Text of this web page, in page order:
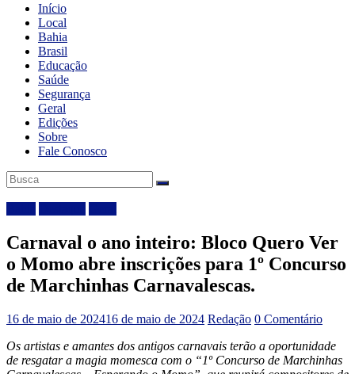
Início
Local
Bahia
Brasil
Educação
Saúde
Segurança
Geral
Edições
Sobre
Fale Conosco
Carnaval o ano inteiro: Bloco Quero Ver
o Momo abre inscrições para 1º Concurso
de Marchinhas Carnavalescas.
16 de maio de 202416 de maio de 2024 Redação 0 Comentário
Os artistas e amantes dos antigos carnavais terão a oportunidade
de resgatar a magia momesca com o “1º Concurso de Marchinhas